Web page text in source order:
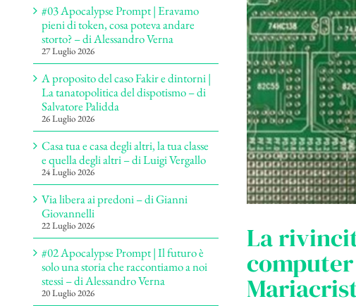
La
#03 Apocalypse Prompt | Eravamo
pieni di token, cosa poteva andare
storto? – di Alessandro Verna
27 Luglio 2026
A proposito del caso Fakir e dintorni |
La tanatopolitica del dispotismo – di
Salvatore Palidda
26 Luglio 2026
Casa tua e casa degli altri, la tua classe
e quella degli altri – di Luigi Vergallo
24 Luglio 2026
Via libera ai predoni – di Gianni
Giovannelli
22 Luglio 2026
#02 Apocalypse Prompt | Il futuro è
solo una storia che raccontiamo a noi
stessi – di Alessandro Verna
20 Luglio 2026